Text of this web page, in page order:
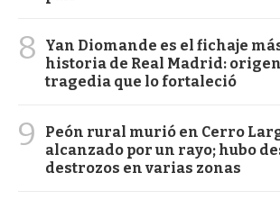
8
Yan Diomande es el fichaje
historia de Real Madrid:
tragedia que lo fortaleció
9
Peón rural murió en Cerro
alcanzado por un rayo; hubo
destrozos en varias zonas